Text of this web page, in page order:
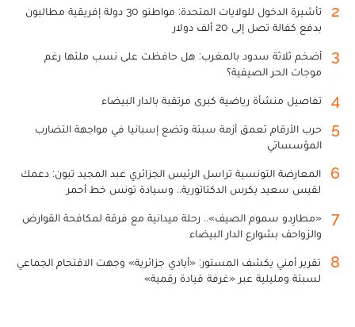
2
تأشيرة الدخول للولايات المتحدة: مواطنو 30 دولة إفريقية مطالبون
بدفع كفالة تصل إلى 20 ألف دولار
3
أضخم ثلاثة سدود بالمغرب: هل حافظت على نسب ملئها رغم
موجات الحر الصيفية؟
4 تفاصيل منشأة رياضية كبرى مرتقبة بالدار البيضاء
5
حرب الأرقام تعمق أزمة سبتة وتضع إسبانيا في مواجهة التضارب
المؤسساتي
6
المعارضة التونسية تراسل الرئيس الجزائري عبد المجيد تبون: دعمك
لقيس سعيد يكرس الدكتاتورية.. وسيادة تونس خط أحمر
7
«مطارِدو سموم الصيف».. رحلة ميدانية مع فرقة لمكافحة القوارض
والزواحف بشوارع الدار البيضاء
8
تقرير أمني يكشف المستور: «أيادي جزائرية» وجهت الاقتحام الجماعي
لسبتة ومليلية عبر «غرفة قيادة رقمية»